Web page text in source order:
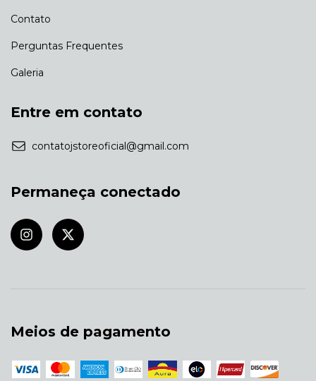
Contato
Perguntas Frequentes
Galeria
Entre em contato
contatojstoreoficial@gmail.com
Permaneça conectado
Meios de pagamento